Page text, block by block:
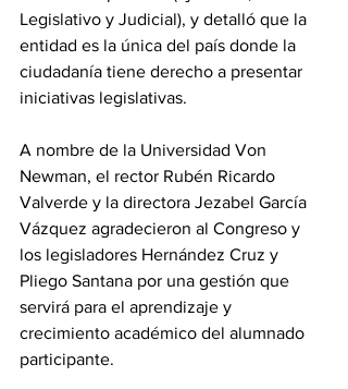
Legislativo y Judicial), y detalló que la
entidad es la única del país donde la
ciudadanía tiene derecho a presentar
iniciativas legislativas.
A nombre de la Universidad Von
Newman, el rector Rubén Ricardo
Valverde y la directora Jezabel García
Vázquez agradecieron al Congreso y
los legisladores Hernández Cruz y
Pliego Santana por una gestión que
servirá para el aprendizaje y
crecimiento académico del alumnado
participante.